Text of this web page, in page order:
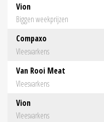
Vion
Biggen weekprijzen
Compaxo
Vleesvarkens
Van Rooi Meat
Vleesvarkens
Vion
Vleesvarkens